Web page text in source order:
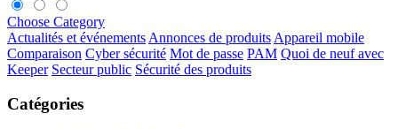
Choose Category
Actualités et événements Annonces de produits Appareil mobile
Comparaison Cyber sécurité Mot de passe PAM Quoi de neuf avec
Keeper Secteur public Sécurité des produits
Catégories